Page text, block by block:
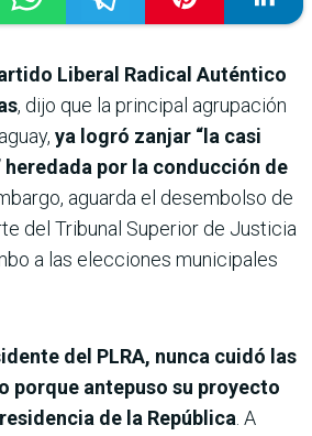
Liberal Radical Auténtico
, dijo que la principal agrupación
ya logró zanjar “la casi
heredada por la conducción de
aguarda el desembolso de
del Tribunal Superior de Justicia
a las elecciones municipales
del PLRA, nunca cuidó las
porque antepuso su proyecto
de la República . A